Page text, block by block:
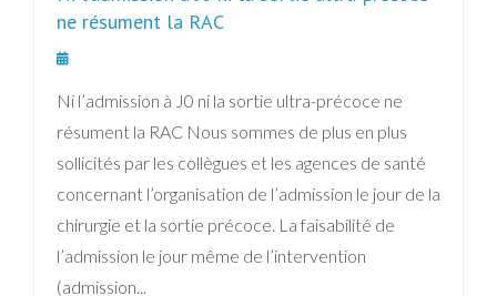
ne résument la RAC
Ni l’admission à J0 ni la sortie ultra-précoce ne
résument la RAC Nous sommes de plus en plus
sollicités par les collègues et les agences de santé
concernant l’organisation de l’admission le jour de la
chirurgie et la sortie précoce. La faisabilité de
l’admission le jour même de l’intervention
(admission...